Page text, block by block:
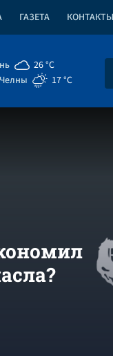
ГАЗЕТА КОНТАКТЫ
26 °C
17 °C